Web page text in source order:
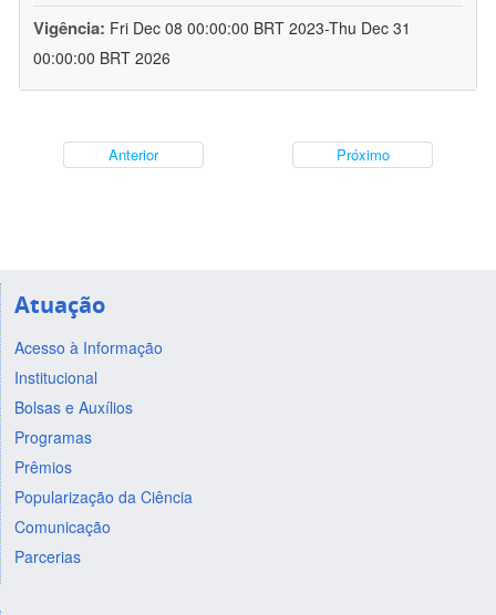
Vigência: Fri Dec 08 00:00:00 BRT 2023-Thu Dec 31
00:00:00 BRT 2026
Anterior Próximo
Atuação
Acesso à Informação
Institucional
Bolsas e Auxílios
Programas
Prêmios
Popularização da Ciência
Comunicação
Parcerias